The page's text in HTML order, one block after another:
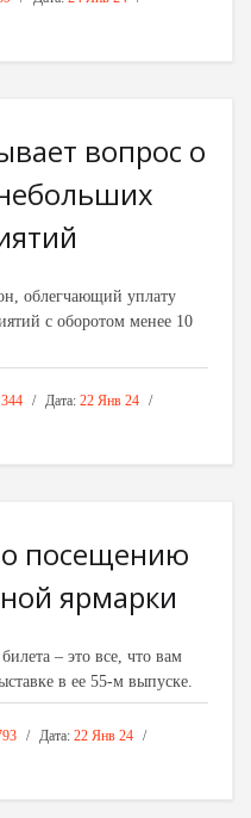
вопрос о
облегчающий уплату
с оборотом менее 10
344 Дата: 22 Янв 24
посещению
ярмарки
– это все, что вам
в ее 55-м выпуске.
Дата: 22 Янв 24